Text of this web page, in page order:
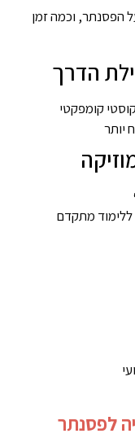
הפסנתר, וכמה זמן
הדרך
קומפקטי
יותר
ללימוד מתקדם
לפסנתר